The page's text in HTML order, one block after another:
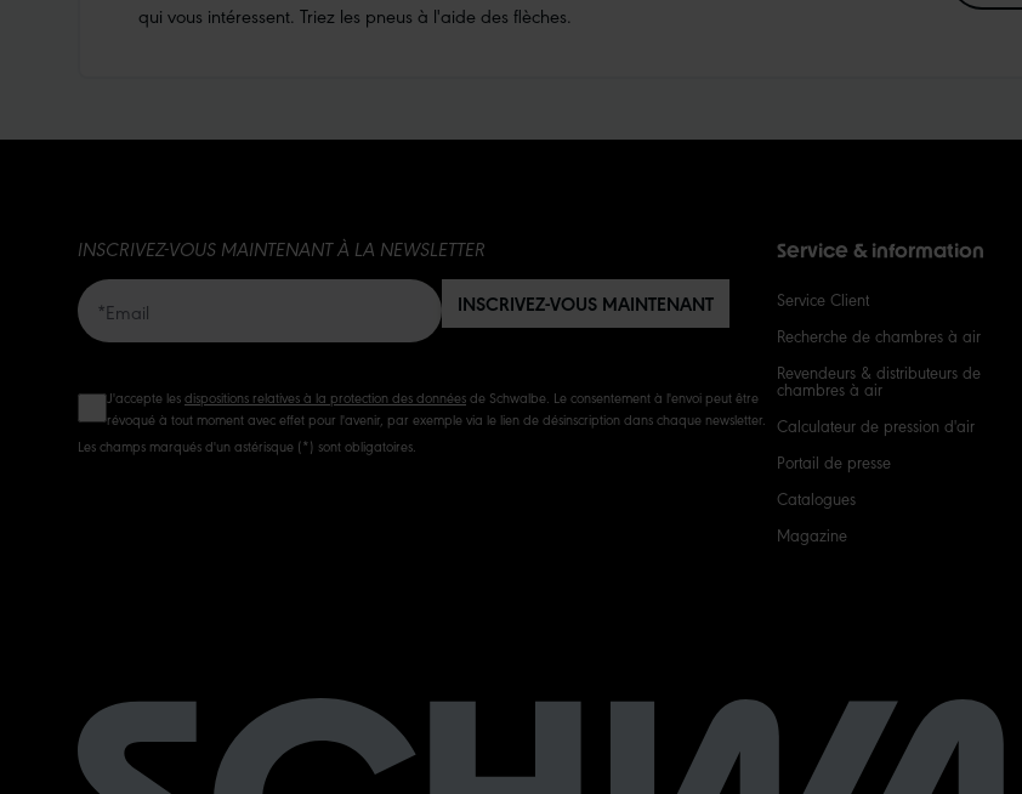
qui vous intéressent. Triez les pneus à l'aide des flèches.
INSCRIVEZ-VOUS MAINTENANT À LA NEWSLETTER
INSCRIVEZ-VOUS MAINTENANT
J'accepte lesdispositions relatives à la protection des donnéesde Schwalbe. Le consentement à l'envoi peut être
révoqué à tout moment avec effet pour l'avenir, par exemple via le lien de désinscription dans chaque newsletter.
Les champs marqués d'un astérisque (*) sont obligatoires.
Service & information
Service Client
Recherche de chambres à air
Revendeurs & distributeurs de
chambres à air
Calculateur de pression d'air
Portail de presse
Catalogues
Magazine